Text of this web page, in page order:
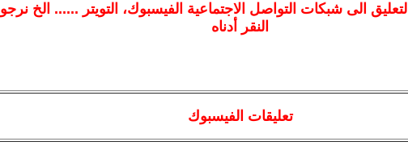
التعليق الى شبكات التواصل الاجتماعية الفيسبوك، التويتر ...... الخ نرجو
النقر أدناه
تعليقات الفيسبوك